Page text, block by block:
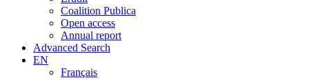
Coalition Publica
Open access
Annual report
Advanced Search
EN
Français